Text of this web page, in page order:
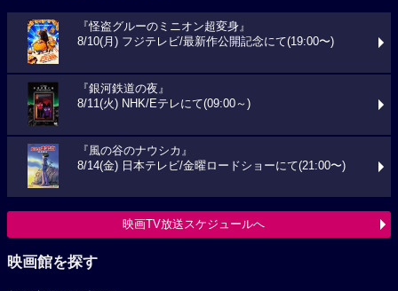
『怪盗グルーのミニオン超変身』
8/10(月) フジテレビ/最新作公開記念にて(19:00〜)
『銀河鉄道の夜』
8/11(火) NHK/Eテレにて(09:00～)
『風の谷のナウシカ』
8/14(金) 日本テレビ/金曜ロードショーにて(21:00〜)
映画TV放送スケジュールへ
映画館を探す